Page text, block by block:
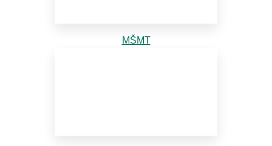
MŠMT